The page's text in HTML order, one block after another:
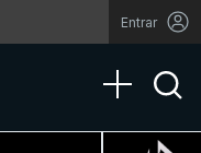
Entrar
Toggle